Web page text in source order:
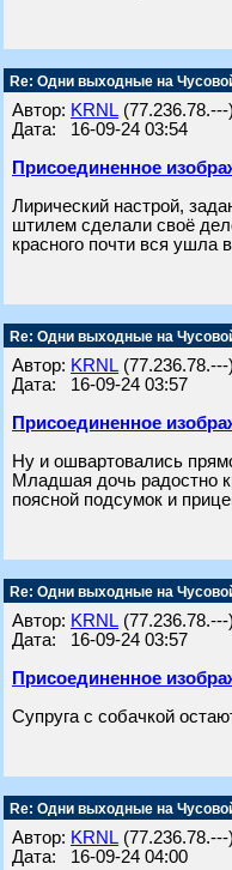
Re: Одни выходные на
Автор: KRNL (77.236.78.---)
Дата: 16-09-24 03:54
Присоединенное
Лирический настрой,
штилем сделали своё
красного почти вся ушла
Re: Одни выходные на
Автор: KRNL (77.236.78.---)
Дата: 16-09-24 03:57
Присоединенное
Ну и ошвартовались
Младшая дочь радостно
поясной подсумок и
Re: Одни выходные на
Автор: KRNL (77.236.78.---)
Дата: 16-09-24 03:57
Присоединенное
Супруга с собачкой
Re: Одни выходные на
Автор: KRNL (77.236.78.---)
Дата: 16-09-24 04:00